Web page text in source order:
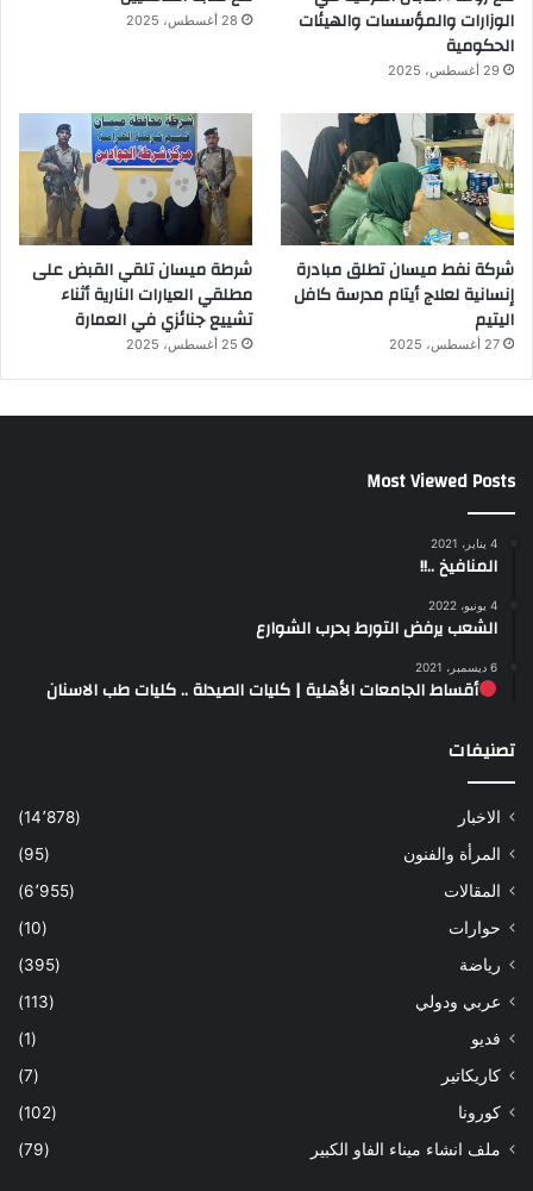
الوزارات والمؤسسات والهيئات
الحكومية
29 أغسطس، 2025
28 أغسطس، 2025
شركة نفط ميسان تطلق مبادرة
إنسانية لعلاج أيتام مدرسة كافل
اليتيم
27 أغسطس، 2025
شرطة ميسان تلقي القبض على
مطلقي العيارات النارية أثناء
تشييع جنائزي في العمارة
25 أغسطس، 2025
Most Viewed Posts
4 يناير، 2021
المنافيخ ..!!
4 يونيو، 2022
الشعب يرفض التورط بحرب الشوارع
6 ديسمبر، 2021
أقساط الجامعات الأهلية | كليات الصيدلة .. كليات طب الاسنان
تصنيفات
الاخبار
(14٬878)
المرأة والفنون
(95)
المقالات
(6٬955)
حوارات
(10)
رياضة
(395)
عربي ودولي
(113)
فديو
(1)
كاريكاتير
(7)
كورونا
(102)
ملف انشاء ميناء الفاو الكبير
(79)